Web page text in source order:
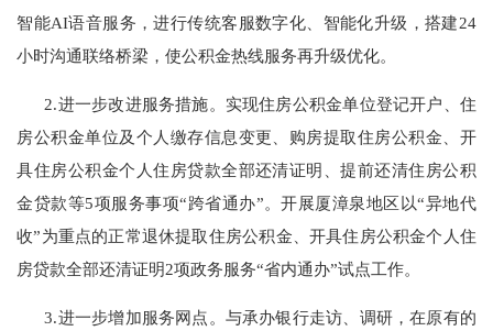
智能AI语音服务，进行传统客服数字化、智能化升级，搭建24
小时沟通联络桥梁，使公积金热线服务再升级优化。
2.进一步改进服务措施。实现住房公积金单位登记开户、住
房公积金单位及个人缴存信息变更、购房提取住房公积金、开
具住房公积金个人住房贷款全部还清证明、提前还清住房公积
金贷款等5项服务事项“跨省通办”。开展厦漳泉地区以“异地代
收”为重点的正常退休提取住房公积金、开具住房公积金个人住
房贷款全部还清证明2项政务服务“省内通办”试点工作。
3.进一步增加服务网点。与承办银行走访、调研，在原有的